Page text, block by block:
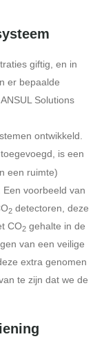
giftig, en in
er bepaalde
Solutions
ontwikkeld.
is een
een ruimte)
voorbeeld van
2 detectoren, deze
CO2 gehalte in de
van een veilige
extra genomen
te zijn dat we de